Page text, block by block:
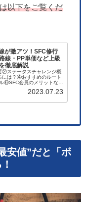
以下をご覧くだ
が激アツ！SFC修行
線・PP単価など上級
徹底解説
ステータスチャレンジ概
は？④おすすめのルート
⑥SFC会員のメリットなど
2023.07.23
安値”だと「ボ